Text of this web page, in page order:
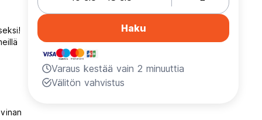
Haku
Varaus kestää vain 2 minuuttia
Välitön vahvistus